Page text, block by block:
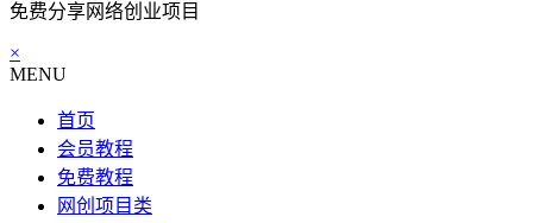
免费分享网络创业项目
×
MENU
首页
会员教程
免费教程
网创项目类